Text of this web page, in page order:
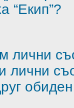
“Екип”?
лични
лични